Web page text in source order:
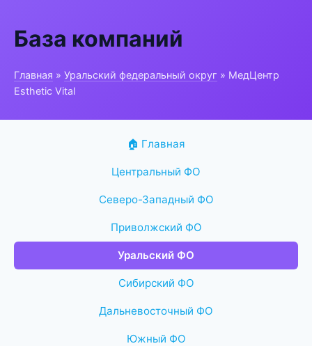
База компаний
Главная » Уральский федеральный округ » МедЦентр
Esthetic Vital
🏠 Главная
Центральный ФО
Северо-Западный ФО
Приволжский ФО
Уральский ФО
Сибирский ФО
Дальневосточный ФО
Южный ФО